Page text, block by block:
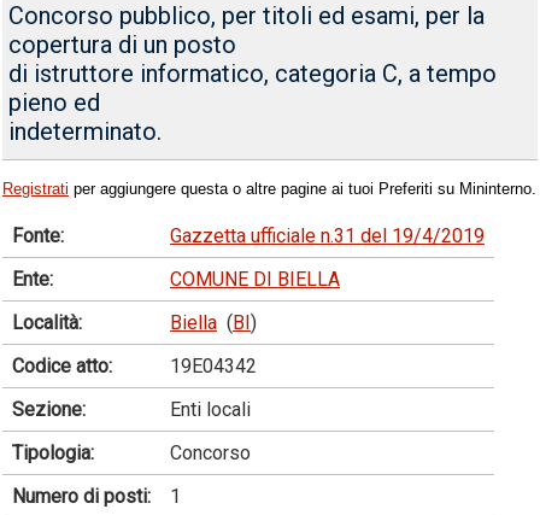
Concorso pubblico, per titoli ed esami, per la
copertura di un posto
di istruttore informatico, categoria C, a tempo
pieno ed
indeterminato.
Registrati per aggiungere questa o altre pagine ai tuoi Preferiti su Mininterno.
Fonte:
Gazzetta ufficiale n.31 del 19/4/2019
Ente:
COMUNE DI BIELLA
Località:
Biella (BI)
Codice atto:
19E04342
Sezione:
Enti locali
Tipologia:
Concorso
Numero di posti:
1